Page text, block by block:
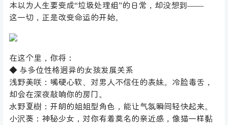
本以为人生要变成“垃圾处理组”的日常，却没想到——
这一切，正是改变命运的开始。
在这个里，你将：
◆ 与多位性格迥异的女孩发展关系
浅野美咲：嘴硬心软、对男人不信任的表妹。冷脸毒舌，
却会在深夜敲响你的房门。
水野夏樹：开朗的姐姐型角色，能让气氛瞬间轻快起来。
小沢葵：神秘少女，对你有着莫名的亲近感，像猫一样黏